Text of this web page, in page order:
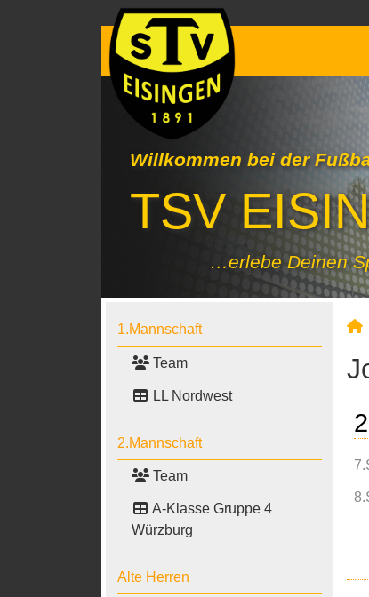
Willkommen bei der
TSV
…erlebe Deinen
1.Mannschaft
Team
LL Nordwest
2.Mannschaft
Team
A-Klasse Gruppe 4
Würzburg
Alte Herren